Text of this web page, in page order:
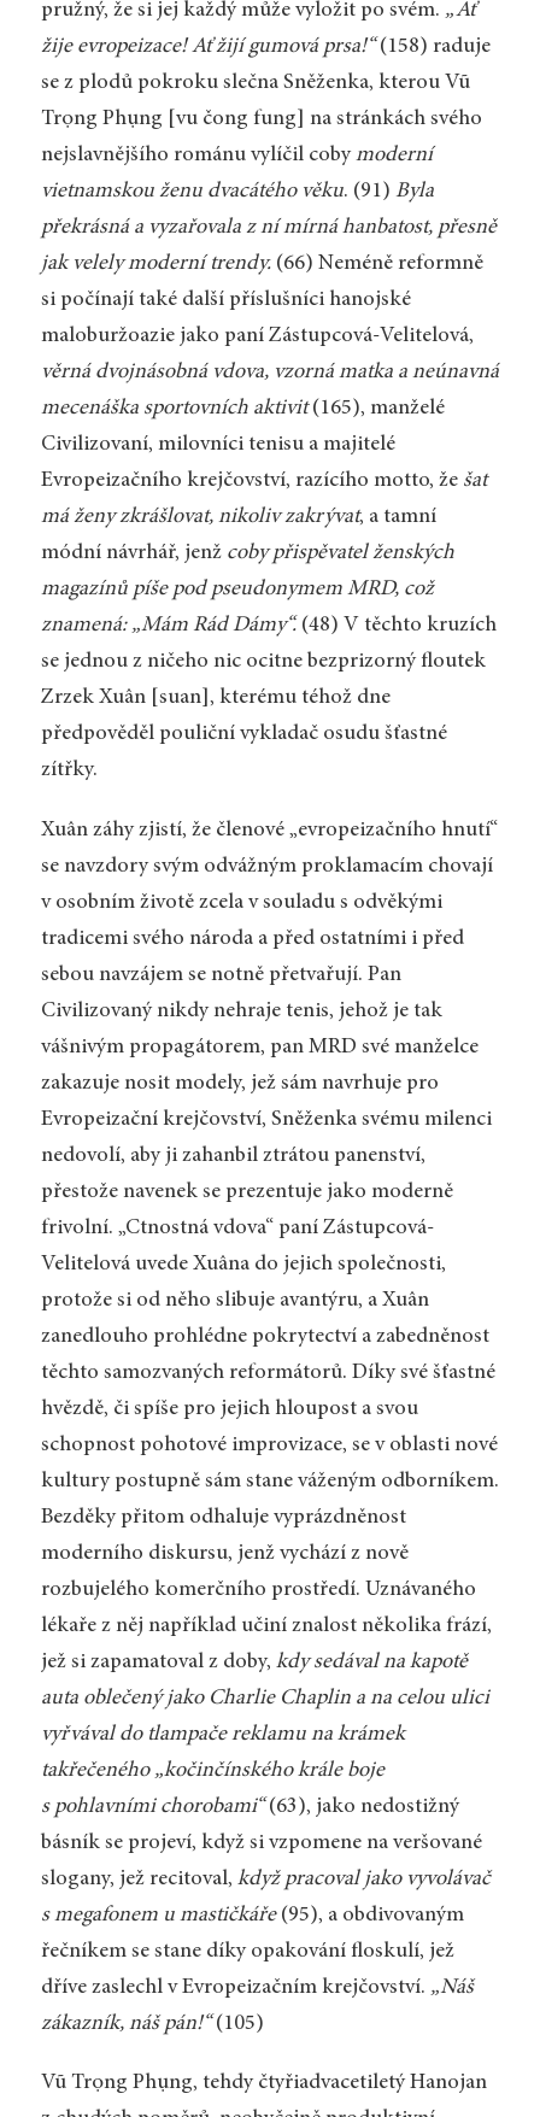
pružný, že si jej každý může vyložit po svém. „Ať
žije evropeizace! Ať žijí gumová prsa!“(158) raduje
se z plodů pokroku slečna Sněženka, kterou Vũ
Trọng Phụng [vu čong fung] na stránkách svého
nejslavnějšího románu vylíčil cobymoderní
vietnamskou ženu dvacátého věku. (91) Byla
překrásná a vyzařovala z ní mírná hanbatost, přesně
jak velely moderní trendy. (66) Neméně reformně
si počínají také další příslušníci hanojské
maloburžoazie jako paní Zástupcová-Velitelová,
věrná dvojnásobná vdova, vzorná matka a neúnavná
mecenáška sportovních aktivit(165), manželé
Civilizovaní, milovníci tenisu a majitelé
Evropeizačního krejčovství, razícího motto, že šat
má ženy zkrášlovat, nikoliv zakrývat, a tamní
módní návrhář, jenž coby přispěvatel ženských
magazínů píše pod pseudonymem MRD, což
znamená: „Mám Rád Dámy“. (48) V těchto kruzích
se jednou z ničeho nic ocitne bezprizorný floutek
Zrzek Xuân [suan], kterému téhož dne
předpověděl pouliční vykladač osudu šťastné
zítřky.
Xuân záhy zjistí, že členové „evropeizačního hnutí“
se navzdory svým odvážným proklamacím chovají
v osobním životě zcela v souladu s odvěkými
tradicemi svého národa a před ostatními i před
sebou navzájem se notně přetvařují. Pan
Civilizovaný nikdy nehraje tenis, jehož je tak
vášnivým propagátorem, pan MRD své manželce
zakazuje nosit modely, jež sám navrhuje pro
Evropeizační krejčovství, Sněženka svému milenci
nedovolí, aby ji zahanbil ztrátou panenství,
přestože navenek se prezentuje jako moderně
frivolní. „Ctnostná vdova“ paní Zástupcová-
Velitelová uvede Xuâna do jejich společnosti,
protože si od něho slibuje avantýru, a Xuân
zanedlouho prohlédne pokrytectví a zabedněnost
těchto samozvaných reformátorů. Díky své šťastné
hvězdě, či spíše pro jejich hloupost a svou
schopnost pohotové improvizace, se v oblasti nové
kultury postupně sám stane váženým odborníkem.
Bezděky přitom odhaluje vyprázdněnost
moderního diskursu, jenž vychází z nově
rozbujelého komerčního prostředí. Uznávaného
lékaře z něj například učiní znalost několika frází,
jež si zapamatoval z doby, kdy sedával na kapotě
auta oblečený jako Charlie Chaplin a na celou ulici
vyřvával do tlampače reklamu na krámek
takřečeného „kočinčínského krále boje
s pohlavními chorobami“(63), jako nedostižný
básník se projeví, když si vzpomene na veršované
slogany, jež recitoval, když pracoval jako vyvolávač
s megafonem u mastičkáře (95), a obdivovaným
řečníkem se stane díky opakování floskulí, jež
dříve zaslechl v Evropeizačním krejčovství. „Náš
zákazník, náš pán!“(105)
Vũ Trọng Phụng, tehdy čtyřiadvacetiletý Hanojan